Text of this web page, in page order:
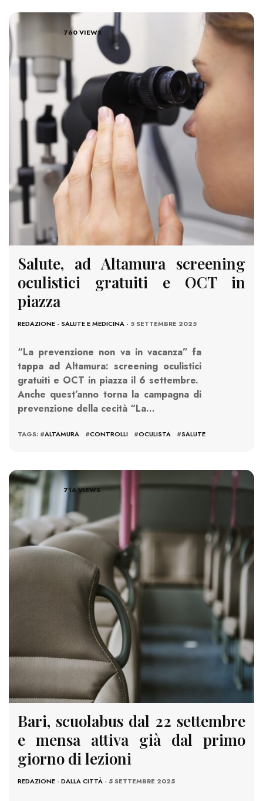
760 VIEWS
Salute, ad Altamura screening
oculistici gratuiti e OCT in
piazza
REDAZIONE - SALUTE E MEDICINA - 5 SETTEMBRE 2025
“La prevenzione non va in vacanza” fa
tappa ad Altamura: screening oculistici
gratuiti e OCT in piazza il 6 settembre.
Anche quest’anno torna la campagna di
prevenzione della cecità “La…
TAGS: #ALTAMURA #CONTROLLI #OCULISTA #SALUTE
716 VIEWS
Bari, scuolabus dal 22 settembre
e mensa attiva già dal primo
giorno di lezioni
REDAZIONE - DALLA CITTÀ - 5 SETTEMBRE 2025